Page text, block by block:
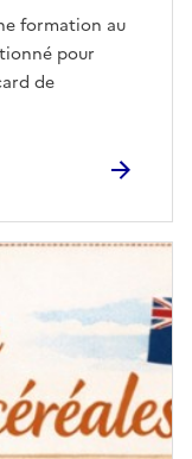
formation au
pour
de